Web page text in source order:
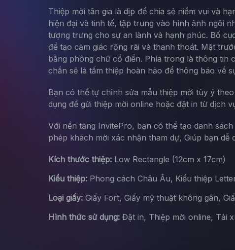
Thiệp mời tân gia là dịp để chia sẻ niềm vui và
hiện đại và tinh tế, tập trung vào hình ảnh ngôi
tượng trưng cho sự an lành và hạnh phúc. Bố
để tạo cảm giác rộng rãi và thanh thoát. Mặt
bằng phông chữ cổ điển. Phía trong là thông tin
chắn sẽ là tấm thiệp hoàn hảo để thông báo về
Bạn có thể tự chỉnh sửa mẫu thiệp mời tùy ý
dụng để gửi thiệp mời online hoặc đặt in từ dịch
Với nền tảng InvitePro, bạn có thể tạo danh
phép khách mời xác nhận tham dự, Giúp bạn
Kích thước thiệp: Low Rectangle (12cm x 17cm)
Kiểu thiệp: Phong cách Châu Âu, Kiểu thiệp
Loại giấy: Giấy Fort, Giấy mỹ thuật không gân,
Hình thức sử dụng: Đặt in, Thiệp mời online, Tải